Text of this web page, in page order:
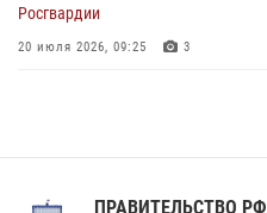
Росгвардии
20 июля 2026, 09:25 3
ПРАВИТЕЛЬСТВО РФ